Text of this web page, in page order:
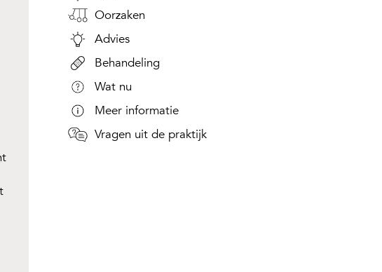
Oorzaken
Advies
Behandeling
Wat nu
Meer informatie
Vragen uit de praktijk